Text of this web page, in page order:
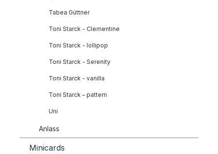
Tabea Güttner
Toni Starck - Clementine
Toni Starck - lollipop
Toni Starck - Serenity
Toni Starck - vanilla
Toni Starck – pattern
Uni
Anlass
Minicards